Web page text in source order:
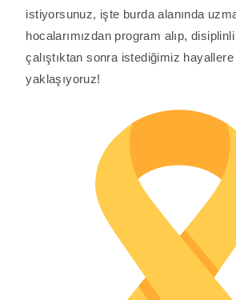
istiyorsunuz, işte burda alanında
hocalarımızdan program alıp,
çalıştıktan sonra istediğimiz hayallere
yaklaşıyoruz!